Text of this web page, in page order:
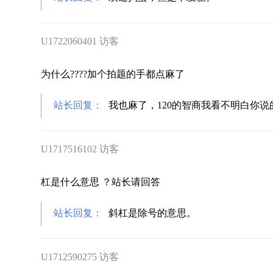
U1722060401 访客
为什么????加个拍题的手都点麻了
站长回复： 我也麻了，120的智商我看不明白你说
U1717516102 访客
杠是什么意思 ？站长请回答
站长回复： 斜杠是除号的意思。
U1712590275 访客